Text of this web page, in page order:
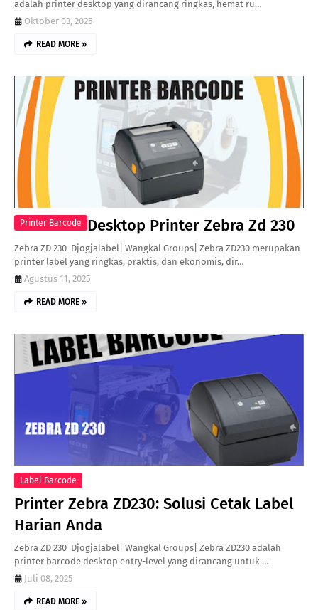
adalah printer desktop yang dirancang ringkas, hemat ru…
Oktober 03, 2025
READ MORE »
Printer Barcode Desktop Printer Zebra Zd 230
Zebra ZD 230 Djogjalabel| Wangkal Groups| Zebra ZD230 merupakan
printer label yang ringkas, praktis, dan ekonomis, dir…
Agustus 11, 2025
READ MORE »
Label Barcode
Printer Zebra ZD230: Solusi Cetak Label
Harian Anda
Zebra ZD 230 Djogjalabel| Wangkal Groups| Zebra ZD230 adalah
printer barcode desktop entry-level yang dirancang untuk …
Juli 08, 2025
READ MORE »